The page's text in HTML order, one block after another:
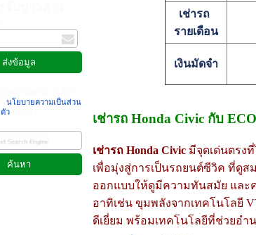
นโยบายความเป็นส่วน
ตัว
เช่ารถ
รายเดือน
เงินมัดจำ
เช่ารถ Honda Civic กับ
เช่ารถ Honda Civic มีจุดเด่นตรง
เพื่อมุ่งสู่การเป็นรถยนต์ซีวิค ที่ดู
ออกแบบให้ดูมีความทันสมัย และ
อาทิเช่น ขุมพลังจากเทคโนโลยี
ดีเยี่ยม พร้อมเทคโนโลยีที่ช่วยอ